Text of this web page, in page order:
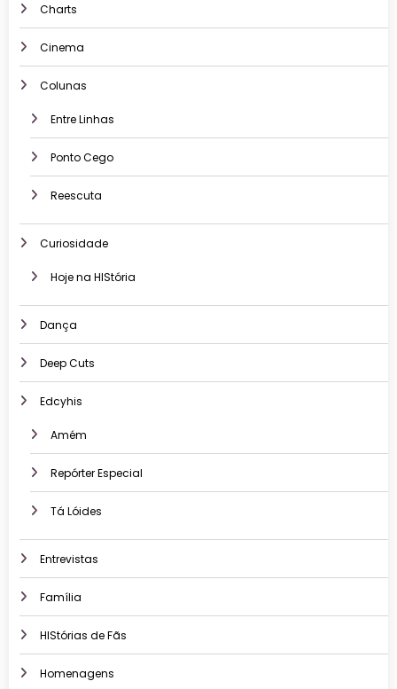
Charts
Cinema
Colunas
Entre Linhas
Ponto Cego
Reescuta
Curiosidade
Hoje na HIStória
Dança
Deep Cuts
Edcyhis
Amém
Repórter Especial
Tá Lóides
Entrevistas
Família
HIStórias de Fãs
Homenagens